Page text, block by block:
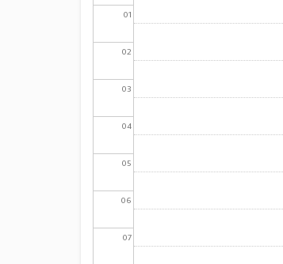
01
02
03
04
05
06
07